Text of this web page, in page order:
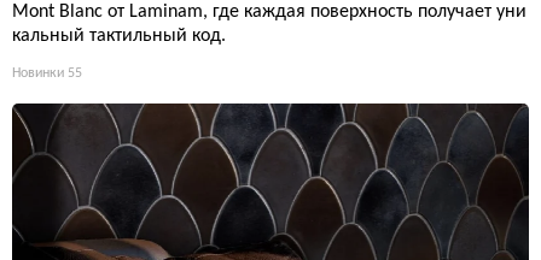
Mont Blanc от Laminam, где каждая поверхность получает уни
кальный тактильный код.
Новинки 55